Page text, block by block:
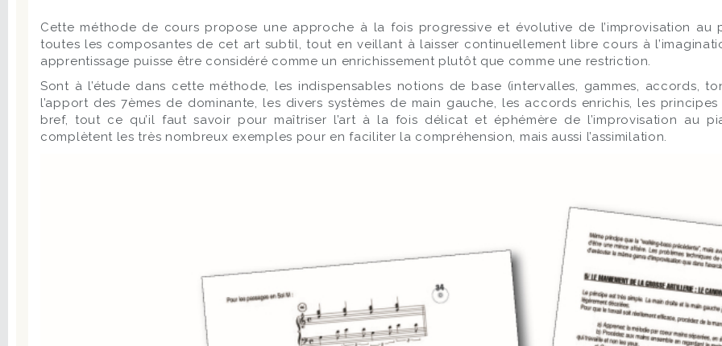
Cette méthode de cours propose une approche à la fois progressive et évolutive de l’improvisation au
toutes les composantes de cet art subtil, tout en veillant à laisser continuellement libre cours à
apprentissage puisse être considéré comme un enrichissement plutôt que comme une restriction.
Sont à l’étude dans cette méthode, les indispensables notions de base (intervalles, gammes, accords,
l’apport des 7èmes de dominante, les divers systèmes de main gauche, les accords enrichis, les
bref, tout ce qu’il faut savoir pour maîtriser l’art à la fois délicat et éphémère de l’improvisation au
complètent les très nombreux exemples pour en faciliter la compréhension, mais aussi l’assimilation.